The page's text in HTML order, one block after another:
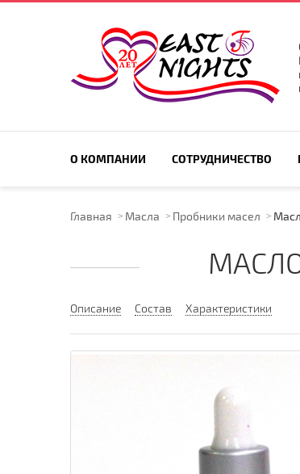
О КОМПАНИИ СОТРУДНИЧЕСТВО
ПОИСК ПО САЙТУ
Главная Масла Пробники масел
Описание Состав Характеристики